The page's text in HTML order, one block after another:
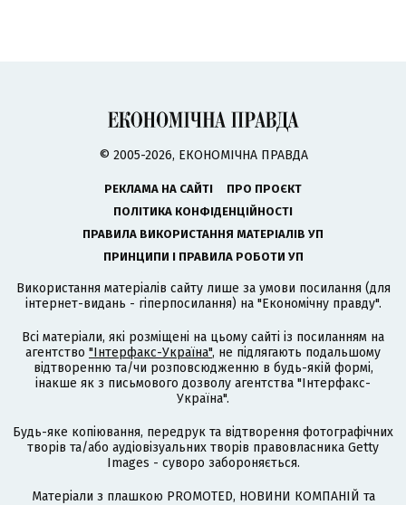
© 2005-2026, ЕКОНОМІЧНА ПРАВДА
РЕКЛАМА НА САЙТІ
ПРО ПРОЄКТ
ПОЛІТИКА КОНФІДЕНЦІЙНОСТІ
ПРАВИЛА ВИКОРИСТАННЯ МАТЕРІАЛІВ УП
ПРИНЦИПИ І ПРАВИЛА РОБОТИ УП
Використання матеріалів сайту лише за умови посилання (для
інтернет-видань - гіперпосилання) на "Економічну правду".
Всі матеріали, які розміщені на цьому сайті із посиланням на
агентство "Інтерфакс-Україна", не підлягають подальшому
відтворенню та/чи розповсюдженню в будь-якій формі,
інакше як з письмового дозволу агентства "Інтерфакс-
Україна".
Будь-яке копіювання, передрук та відтворення фотографічних
творів та/або аудіовізуальних творів правовласника Getty
Images - суворо забороняється.
Матеріали з плашкою PROMOTED, НОВИНИ КОМПАНІЙ та